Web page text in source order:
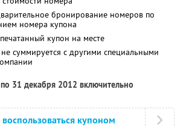
бронирование номеров по
номера купона
купон на месте
суммируется с другими специальными
31 декабря 2012 включительно
воспользоваться купоном